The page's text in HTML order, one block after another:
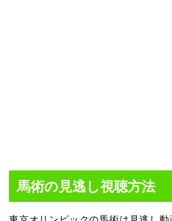
馬術の見逃し視聴方法